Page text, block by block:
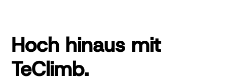
Hoch hinaus mit
TeClimb.